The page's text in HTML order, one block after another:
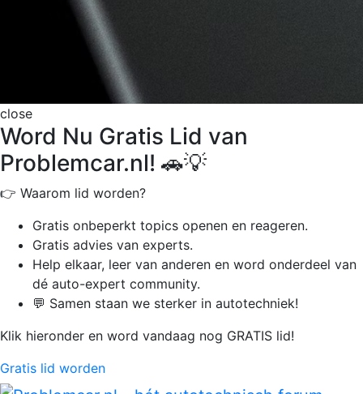
close
Word Nu Gratis Lid van
Problemcar.nl! 🚗💡
👉 Waarom lid worden?
Gratis onbeperkt topics openen en reageren.
Gratis advies van experts.
Help elkaar, leer van anderen en word onderdeel van
dé auto-expert community.
💬 Samen staan we sterker in autotechniek!
Klik hieronder en word vandaag nog GRATIS lid!
Gratis lid worden